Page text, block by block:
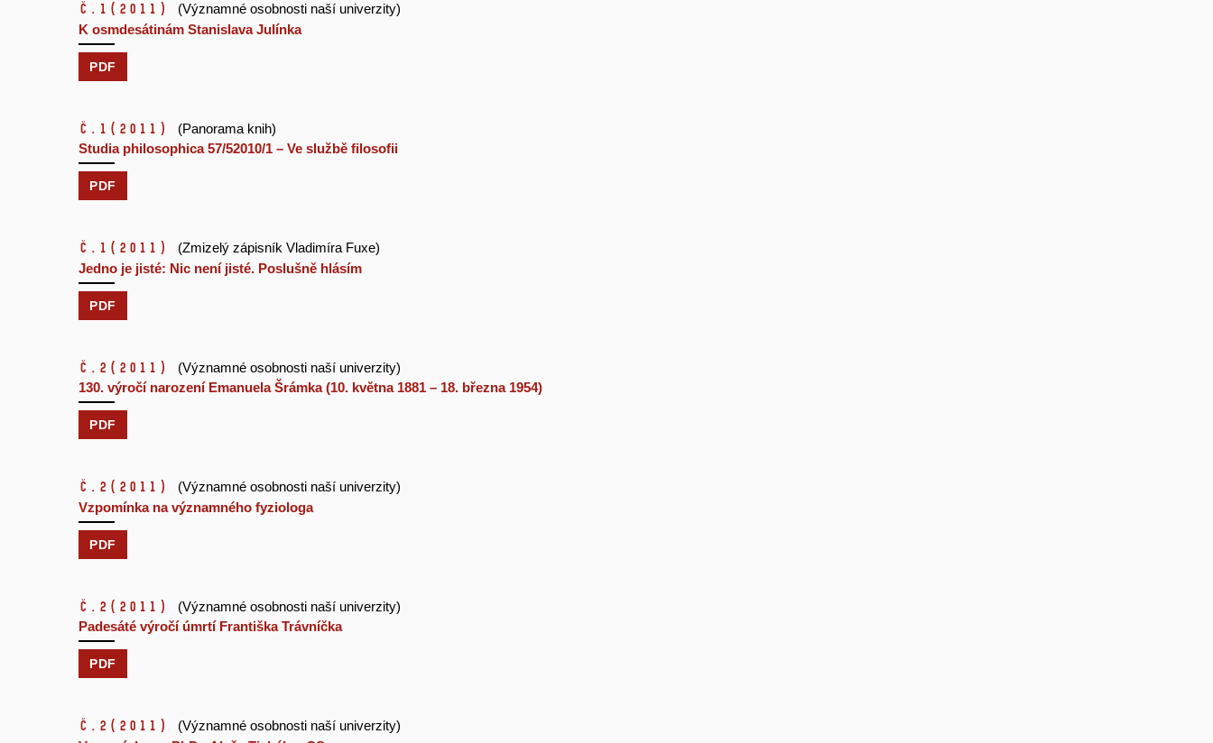
č.1 (2011)
(Významné osobnosti naší univerzity)
K osmdesátinám Stanislava Julínka
PDF
č.1 (2011)
(Panorama knih)
Studia philosophica 57/52010/1 – Ve službě filosofii
PDF
č.1 (2011)
(Zmizelý zápisník Vladimíra Fuxe)
Jedno je jisté: Nic není jisté. Poslušně hlásím
PDF
č.2 (2011)
(Významné osobnosti naší univerzity)
130. výročí narození Emanuela Šrámka (10. května 1881 – 18. března 1954)
PDF
č.2 (2011)
(Významné osobnosti naší univerzity)
Vzpomínka na významného fyziologa
PDF
č.2 (2011)
(Významné osobnosti naší univerzity)
Padesáté výročí úmrtí Františka Trávníčka
PDF
č.2 (2011)
(Významné osobnosti naší univerzity)